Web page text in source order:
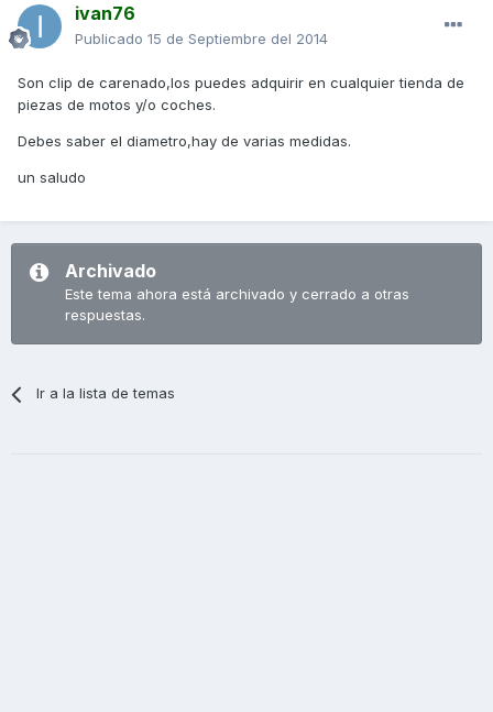
ivan76
Publicado 15 de Septiembre del 2014
Son clip de carenado,los puedes adquirir en cualquier tienda de
piezas de motos y/o coches.
Debes saber el diametro,hay de varias medidas.
un saludo
Archivado
Este tema ahora está archivado y cerrado a otras
respuestas.
Ir a la lista de temas